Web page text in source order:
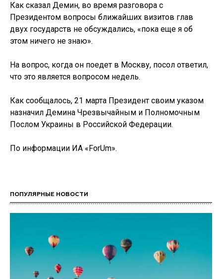
Как сказал Демин, во время разговора с
Президентом вопросы ближайших визитов глав
двух государств не обсуждались, «пока еще я об
этом ничего не знаю».
На вопрос, когда он поедет в Москву, посол ответил,
что это является вопросом недель.
Как сообщалось, 21 марта Президент своим указом
назначил Демина Чрезвычайным и Полномочным
Послом Украины в Российской Федерации.
По информации ИА «ForUm».
ПОПУЛЯРНЫЕ НОВОСТИ